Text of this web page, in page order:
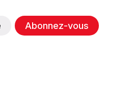
Abonnez-vous